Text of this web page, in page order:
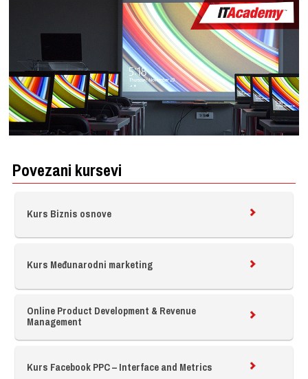
Povezani kursevi
Kurs Biznis osnove
Kurs Međunarodni marketing
Online Product Development & Revenue
Management
Kurs Facebook PPC – Interface and Metrics